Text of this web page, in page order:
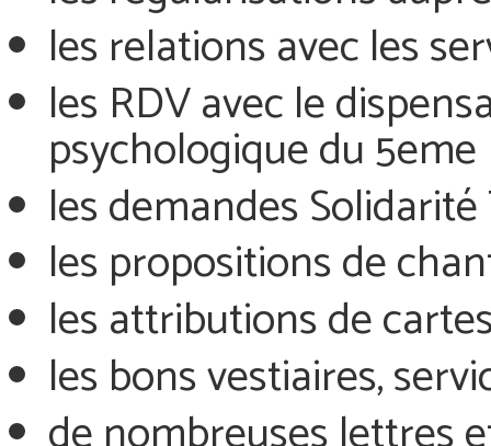
les relations avec les
les RDV avec le
psychologique du 5eme
les demandes
les propositions de
les attributions de
les bons vestiaires,